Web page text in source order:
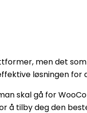
men det
løsningen for
skal gå for
å tilby deg den